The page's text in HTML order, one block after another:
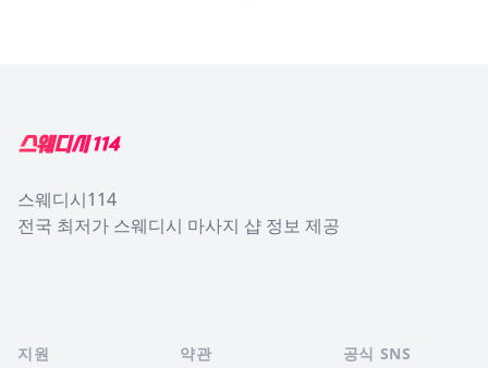
스웨디시114
전국 최저가 스웨디시 마사지 샵 정보 제공
지원 약관 공식 SNS